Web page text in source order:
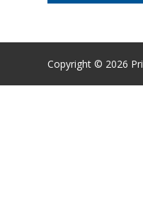
Copyright © 2026